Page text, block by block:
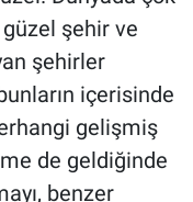
şehir ve
şehirler
içerisinde
gelişmiş
de geldiğinde
benzer